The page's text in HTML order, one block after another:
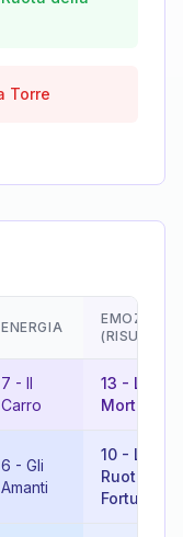
Torre
ENERGIA
EMOZIONI
7 - Il
Carro
13 - La
Morte
6 - Gli
Amanti
10 - La
Ruota
Fortuna